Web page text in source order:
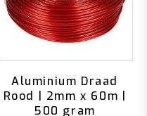
Aluminium Draad
Rood | 2mm x 60m |
500 gram